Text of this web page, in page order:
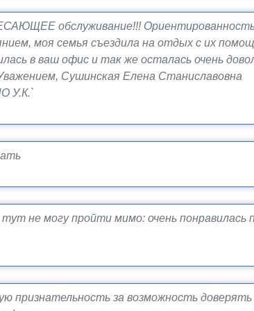
обслуживание!!! Ориентированность
моя семья съездила на отдых с их
в ваш офис и так же осталась очень
Сушинская Елена Станиславовна
У.К.`
не могу пройти мимо: очень понравилась
за возможность доверять